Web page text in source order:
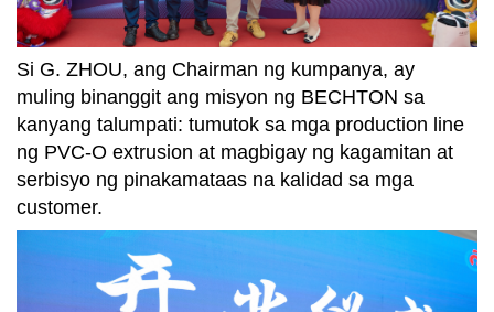
Si G. ZHOU, ang Chairman ng kumpanya, ay
muling binanggit ang misyon ng BECHTON sa
kanyang talumpati: tumutok sa mga production line
ng PVC-O extrusion at magbigay ng kagamitan at
serbisyo ng pinakamataas na kalidad sa mga
customer.